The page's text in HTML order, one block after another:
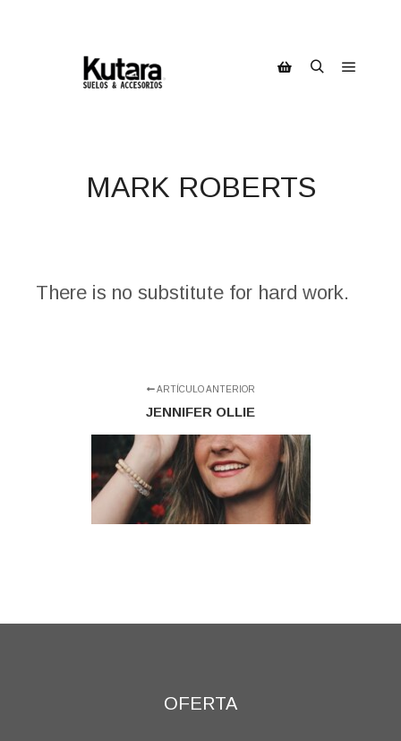
MARK ROBERTS
There is no substitute for hard work.
ARTÍCULO ANTERIOR
JENNIFER OLLIE
OFERTA